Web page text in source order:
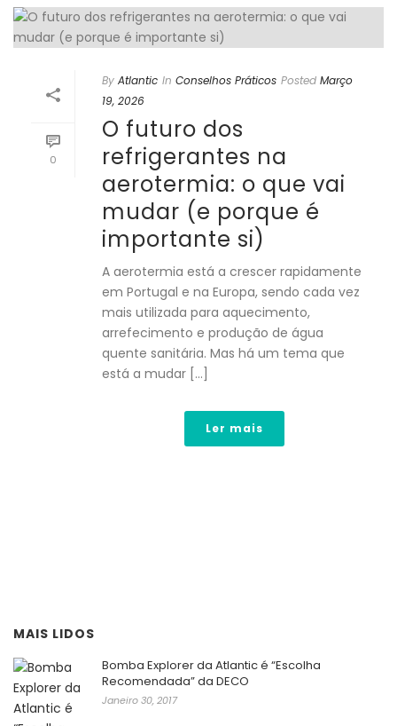
0
By Atlantic In Conselhos Práticos Posted Março
19, 2026
O futuro dos
refrigerantes na
aerotermia: o que vai
mudar (e porque é
importante si)
A aerotermia está a crescer rapidamente
em Portugal e na Europa, sendo cada vez
mais utilizada para aquecimento,
arrefecimento e produção de água
quente sanitária. Mas há um tema que
está a mudar [...]
Ler mais
MAIS LIDOS
Bomba Explorer da Atlantic é “Escolha
Recomendada” da DECO
Janeiro 30, 2017